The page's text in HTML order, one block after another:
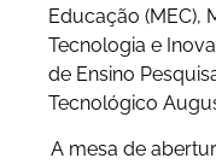
Educação (MEC),
Tecnologia e
de Ensino
Tecnológico
A mesa de